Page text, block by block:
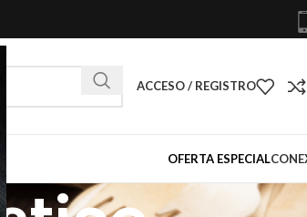
ACCESO / REGISTRO
OFERTA ESPECIAL